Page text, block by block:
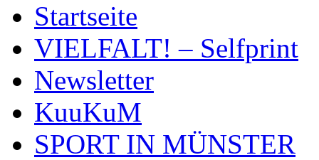
Startseite
VIELFALT! – Selfprint
Newsletter
KuuKuM
SPORT IN MÜNSTER